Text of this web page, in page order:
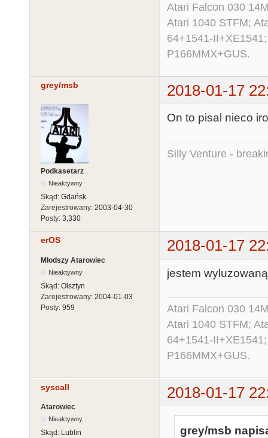
Atari Falcon 030
Atari 1040 STFM;
64+1541-
P166MMX+GUS.
grey/msb 2018-01-17
Podkasetarz
Nieaktywny
Skąd: Gdańsk
Zarejestrowany: 2003-04-30
Posty: 3,330
On to pisal nieco
Silly Venture -
erOS 2018-01-17
Młodszy Atarowiec
Nieaktywny
Skąd: Olsztyn
Zarejestrowany: 2004-01-03
Posty: 959
jestem
Atari Falcon 030
Atari 1040 STFM;
64+1541-
P166MMX+GUS.
syscall 2018-01-17
Atarowiec
Nieaktywny
Skąd: Lublin
grey/msb